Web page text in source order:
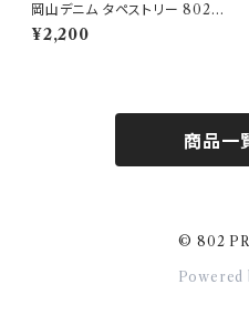
岡山デニム タペストリー 802P
RODUCTS
¥2,200
商品一
© 802